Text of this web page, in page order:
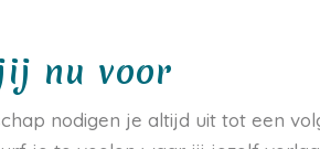
nu voor
nodigen je altijd uit tot een